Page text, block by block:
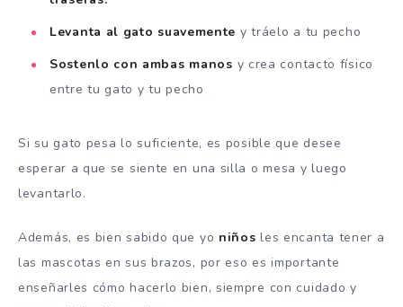
Levanta al gato suavemente y tráelo a tu pecho
Sostenlo con ambas manos y crea contacto físico
entre tu gato y tu pecho
Si su gato pesa lo suficiente, es posible que desee
esperar a que se siente en una silla o mesa y luego
levantarlo.
Además, es bien sabido que yo niños les encanta tener a
las mascotas en sus brazos, por eso es importante
enseñarles cómo hacerlo bien, siempre con cuidado y